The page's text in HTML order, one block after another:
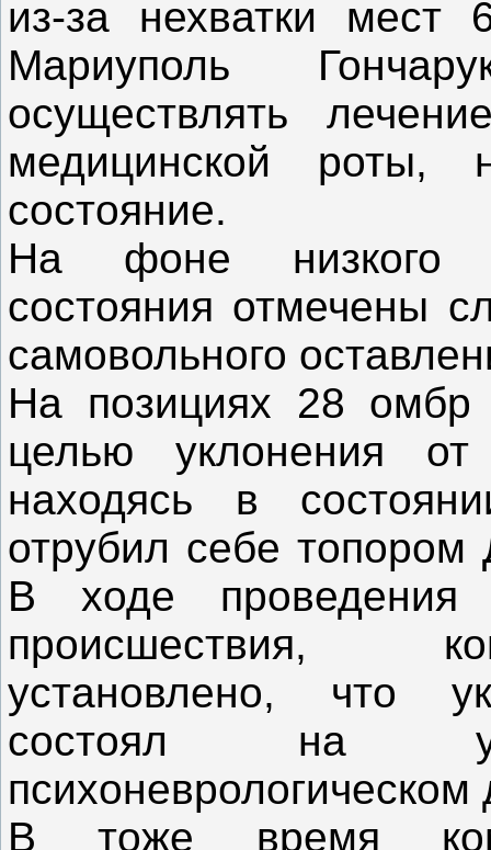
из-за нехватки мест
Мариуполь
осуществлять
медицинской роты,
состояние.
На фоне низкого
состояния отмечены
самовольного
На позициях 28
целью уклонения
находясь в
отрубил себе
В ходе проведения
происшествия,
установлено, что
состоял на
психоневрологическом
В тоже время